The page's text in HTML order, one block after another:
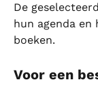
De
hun agenda
boeken.
Voor een